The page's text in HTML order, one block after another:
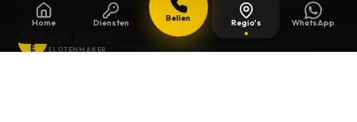
Home Diensten Bellen Regio's WhatsApp
SLOTENMAKER